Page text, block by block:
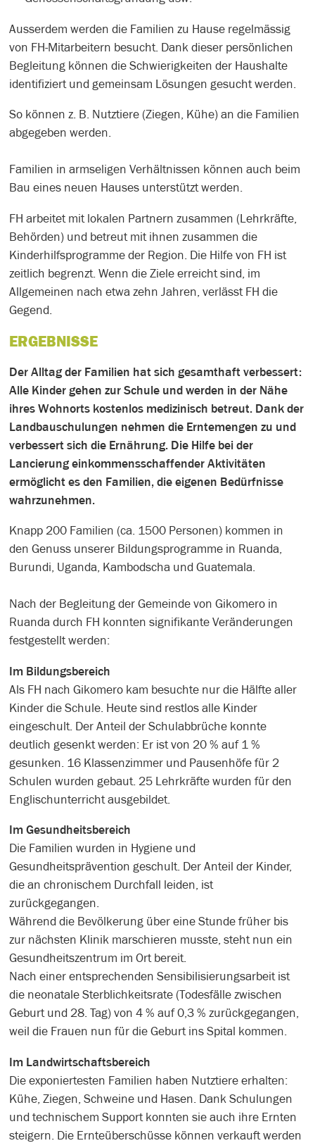
Ausserdem werden die Familien zu Hause regelmässig
von FH-Mitarbeitern besucht. Dank dieser persönlichen
Begleitung können die Schwierigkeiten der Haushalte
identifiziert und gemeinsam Lösungen gesucht werden.
So können z. B. Nutztiere (Ziegen, Kühe) an die Familien
abgegeben werden.
Familien in armseligen Verhältnissen können auch beim
Bau eines neuen Hauses unterstützt werden.
FH arbeitet mit lokalen Partnern zusammen (Lehrkräfte,
Behörden) und betreut mit ihnen zusammen die
Kinderhilfsprogramme der Region. Die Hilfe von FH ist
zeitlich begrenzt. Wenn die Ziele erreicht sind, im
Allgemeinen nach etwa zehn Jahren, verlässt FH die
Gegend.
ERGEBNISSE
Der Alltag der Familien hat sich gesamthaft verbessert:
Alle Kinder gehen zur Schule und werden in der Nähe
ihres Wohnorts kostenlos medizinisch betreut. Dank der
Landbauschulungen nehmen die Erntemengen zu und
verbessert sich die Ernährung. Die Hilfe bei der
Lancierung einkommensschaffender Aktivitäten
ermöglicht es den Familien, die eigenen Bedürfnisse
wahrzunehmen.
Knapp 200 Familien (ca. 1500 Personen) kommen in
den Genuss unserer Bildungsprogramme in Ruanda,
Burundi, Uganda, Kambodscha und Guatemala.
Nach der Begleitung der Gemeinde von Gikomero in
Ruanda durch FH konnten signifikante Veränderungen
festgestellt werden:
Im Bildungsbereich
Als FH nach Gikomero kam besuchte nur die Hälfte aller
Kinder die Schule. Heute sind restlos alle Kinder
eingeschult. Der Anteil der Schulabbrüche konnte
deutlich gesenkt werden: Er ist von 20 % auf 1 %
gesunken. 16 Klassenzimmer und Pausenhöfe für 2
Schulen wurden gebaut. 25 Lehrkräfte wurden für den
Englischunterricht ausgebildet.
Im Gesundheitsbereich
Die Familien wurden in Hygiene und
Gesundheitsprävention geschult. Der Anteil der Kinder,
die an chronischem Durchfall leiden, ist
zurückgegangen.
Während die Bevölkerung über eine Stunde früher bis
zur nächsten Klinik marschieren musste, steht nun ein
Gesundheitszentrum im Ort bereit.
Nach einer entsprechenden Sensibilisierungsarbeit ist
die neonatale Sterblichkeitsrate (Todesfälle zwischen
Geburt und 28. Tag) von 4 % auf 0,3 % zurückgegangen,
weil die Frauen nun für die Geburt ins Spital kommen.
Im Landwirtschaftsbereich
Die exponiertesten Familien haben Nutztiere erhalten:
Kühe, Ziegen, Schweine und Hasen. Dank Schulungen
und technischem Support konnten sie auch ihre Ernten
steigern. Die Ernteüberschüsse können verkauft werden